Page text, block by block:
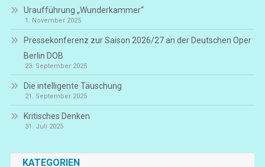
Uraufführung „Wunderkammer“
1. November 2025
Pressekonferenz zur Saison 2026/27 an der Deutschen Oper
Berlin DOB
23. September 2025
Die intelligente Täuschung
21. September 2025
Kritisches Denken
31. Juli 2025
KATEGORIEN